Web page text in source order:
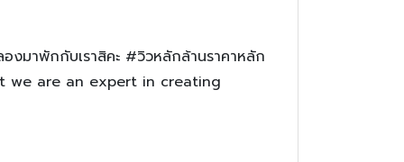
งมาพักกับเราสิคะ #วิวหลักล้านราคาหลัก
we are an expert in creating